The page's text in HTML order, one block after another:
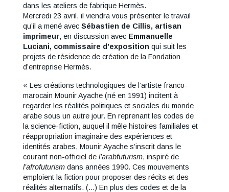
dans les ateliers de fabrique Hermès.
Mercredi 23 avril, il viendra vous présenter le travail
qu’il a mené avec Sébastien de Cillis, artisan
imprimeur, en discussion avec Emmanuelle
Luciani, commissaire d’exposition qui suit les
projets de résidence de création de la Fondation
d’entreprise Hermès.
« Les créations technologiques de l’artiste franco-
marocain Mounir Ayache (né en 1991) incitent à
regarder les réalités politiques et sociales du monde
arabe sous un autre jour. En reprenant les codes de
la science-fiction, auquel il mêle histoires familiales et
réappropriation imaginaire des expériences et
identités arabes, Mounir Ayache s’inscrit dans le
courant non-officiel de l’arabfuturism, inspiré de
l’afrofuturism dans années 1990. Ces mouvements
emploient la fiction pour proposer des récits et des
réalités alternatifs. (...) En plus des codes et de la